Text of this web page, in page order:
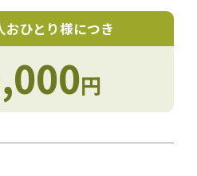
おひとり様につき
円